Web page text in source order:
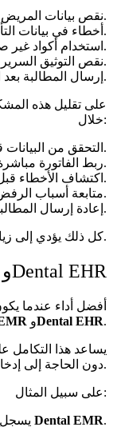
نقص بيانات المريض.
أخطاء في بيانات التأمين.
استخدام أكواد غير صحيحة.
نقص التوثيق السريري.
إرسال المطالبة بعد انتهاء المدة المسموح بها.
خلال:
التحقق من البيانات قبل إرسال المطالبة.
ربط الفاتورة مباشرة بالسجل الطبي.
اكتشاف الأخطاء قبل الإرسال.
متابعة أسباب الرفض.
إعادة إرسال المطالبات بعد التصحيح.
كل ذلك يؤدي إلى زيادة نسبة المطالبات المقبولة وتحسين الإيرادات.
التكامل مع Dental EMR وDental EHR
وDental EHR.
يساعد هذا التكامل
دون الحاجة إلى إدخال البيانات أكثر من مرة.
على سبيل المثال:
Dental EMR.